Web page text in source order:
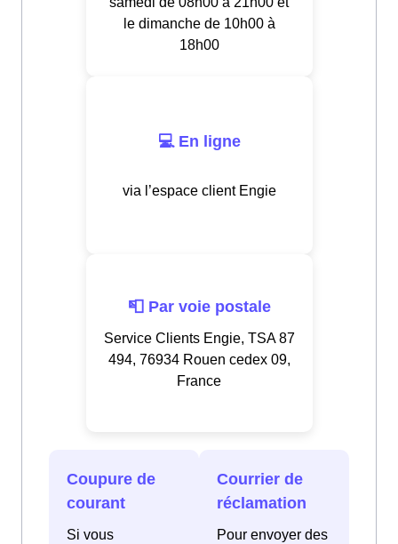
le dimanche de 10h00 à
18h00
💻 En ligne
via l’espace client Engie
📮 Par voie postale
Service Clients Engie, TSA 87
494, 76934 Rouen cedex 09,
France
Coupure de
courant
Si vous
Courrier de
réclamation
Pour envoyer des